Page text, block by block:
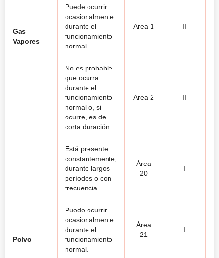
Gas
Vapores
Puede ocurrir
ocasionalmente
durante el
funcionamiento
normal.
Área 1 II
No es probable
que ocurra
durante el
funcionamiento
normal o, si
ocurre, es de
corta duración.
Área 2 II
Polvo
Está presente
constantemente,
durante largos
períodos o con
frecuencia.
Área
20
I
Puede ocurrir
ocasionalmente
durante el
funcionamiento
normal.
Área
21
I